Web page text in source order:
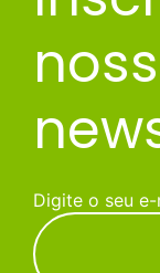
Digite o seu e-